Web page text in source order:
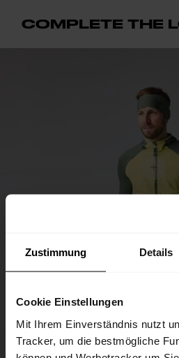
Zustimmung Details
Cookie Einstellungen
Mit Ihrem Einverständnis nutzt
Tracker, um die bestmögliche
COMPLETE THE